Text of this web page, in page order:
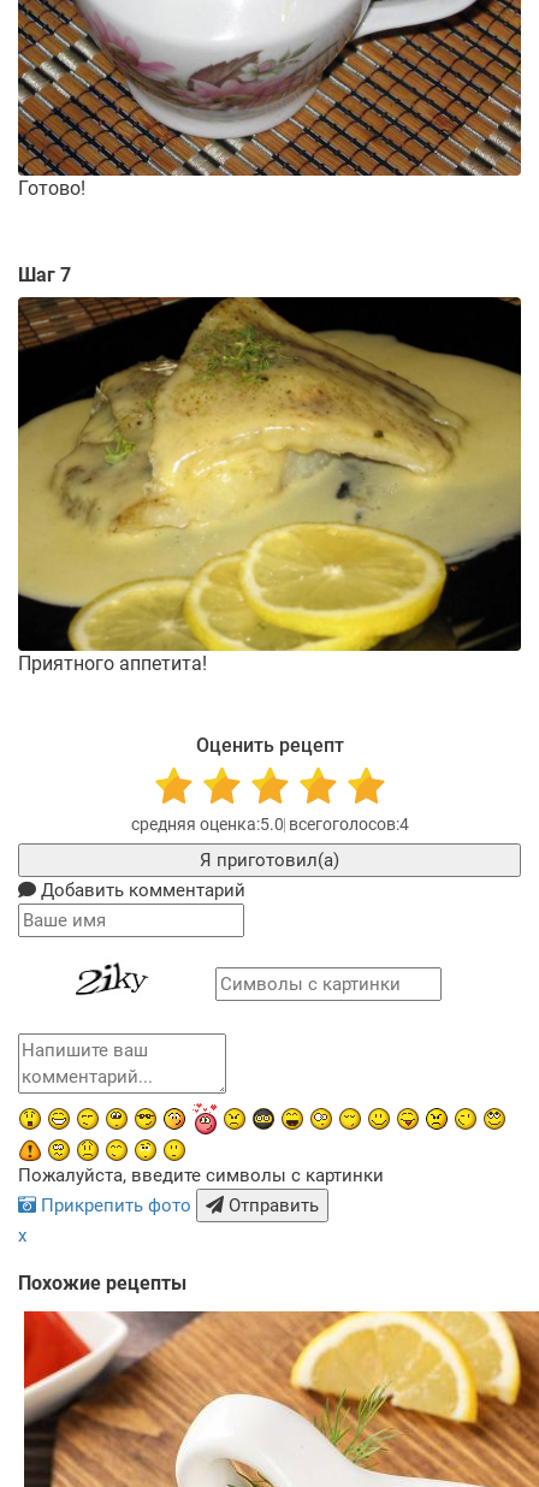
Готово!
Шаг 7
Приятного аппетита!
Оценить рецепт
5.0 4
Я приготовил(а)
Добавить комментарий
Пожалуйста, введите символы с картинки
Прикрепить фото
Отправить
x
Похожие рецепты